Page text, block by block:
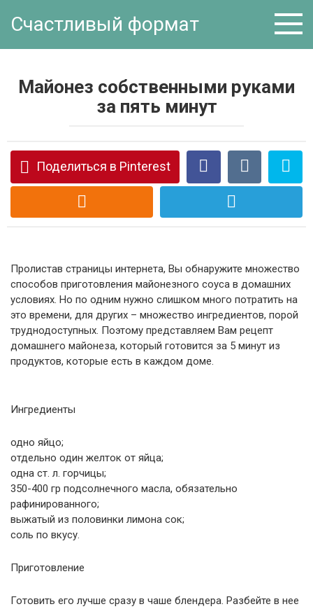
Счастливый формат
Майонез собственными руками
за пять минут
Поделиться в Pinterest
Пролистав страницы интернета, Вы обнаружите множество
способов приготовления майонезного соуса в домашних
условиях. Но по одним нужно слишком много потратить на
это времени, для других – множество ингредиентов, порой
труднодоступных. Поэтому представляем Вам рецепт
домашнего майонеза, который готовится за 5 минут из
продуктов, которые есть в каждом доме.
Ингредиенты
одно яйцо;
отдельно один желток от яйца;
одна ст. л. горчицы;
350-400 гр подсолнечного масла, обязательно
рафинированного;
выжатый из половинки лимона сок;
соль по вкусу.
Приготовление
Готовить его лучше сразу в чаше блендера. Разбейте в нее